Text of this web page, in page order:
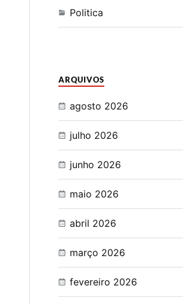
Politica
ARQUIVOS
agosto 2026
julho 2026
junho 2026
maio 2026
abril 2026
março 2026
fevereiro 2026